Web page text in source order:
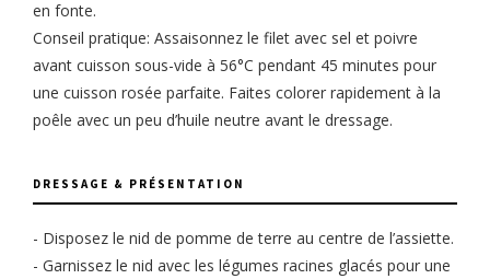
en fonte.
Conseil pratique: Assaisonnez le filet avec sel et poivre
avant cuisson sous-vide à 56°C pendant 45 minutes pour
une cuisson rosée parfaite. Faites colorer rapidement à la
poêle avec un peu d’huile neutre avant le dressage.
DRESSAGE & PRÉSENTATION
- Disposez le nid de pomme de terre au centre de l’assiette.
- Garnissez le nid avec les légumes racines glacés pour une